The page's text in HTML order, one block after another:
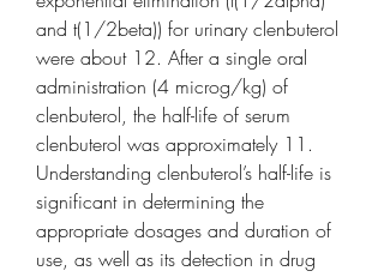
and t(1/2beta)) for urinary clenbuterol
were about 12. After a single oral
administration (4 microg/kg) of
clenbuterol, the half-life of serum
clenbuterol was approximately 11.
Understanding clenbuterol’s half-life is
significant in determining the
appropriate dosages and duration of
use, as well as its detection in drug